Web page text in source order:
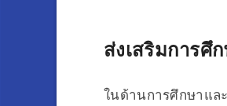
ส่งเสริมการศึ
ในด้านการศึกษาแล